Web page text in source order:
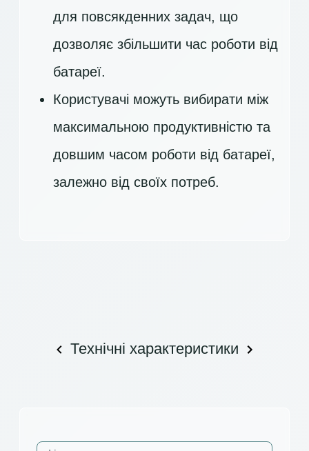
для повсякденних задач, що
дозволяє збільшити час роботи від
батареї.
Користувачі можуть вибирати між
максимальною продуктивністю та
довшим часом роботи від батареї,
залежно від своїх потреб.
Технічні характеристики